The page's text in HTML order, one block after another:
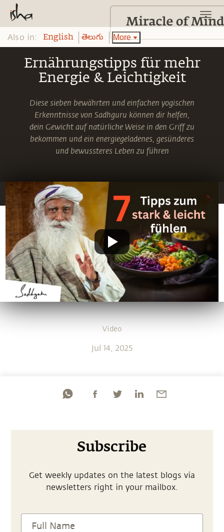
Ernährungstipps für mehr
Energie & Leichtigkeit
Diese sieben bewährten und einfachen yogischen
Erkenntnisse von Sadhguru können dir helfen,
dein Gewicht auf natürliche Weise in den Griff zu
bekommen und ein energiegeladenes, gesünderes
und bewussteres Leben zu führen
Video
Jul 14, 2025
Subscribe
Get weekly updates on the latest blogs via
newsletters right in your mailbox.
Also in: English తెలుగు More